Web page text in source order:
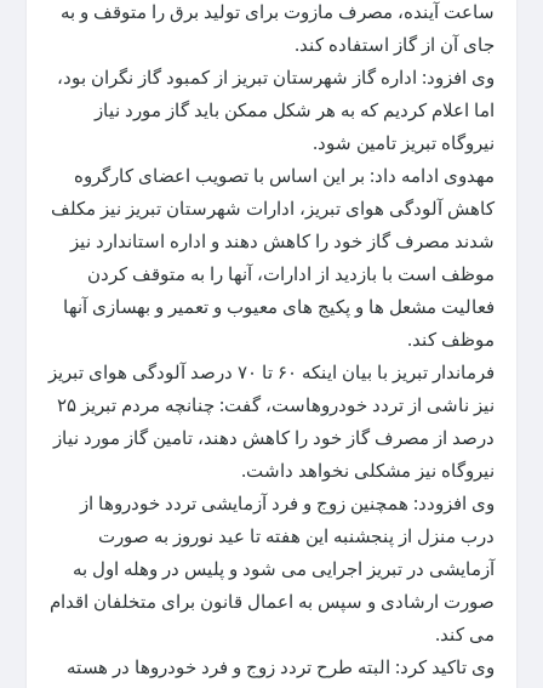
ساعت آینده، مصرف مازوت برای تولید برق را متوقف و به
جای آن از گاز استفاده کند.
وی افزود: اداره گاز شهرستان تبریز از کمبود گاز نگران بود،
اما اعلام کردیم که به هر شکل ممکن باید گاز مورد نیاز
نیروگاه تبریز تامین شود.
مهدوی ادامه داد: بر این اساس با تصویب اعضای کارگروه
کاهش آلودگی هوای تبریز، ادارات شهرستان تبریز نیز مکلف
شدند مصرف گاز خود را کاهش دهند و اداره استاندارد نیز
موظف است با بازدید از ادارات، آنها را به متوقف کردن
فعالیت مشعل ها و پکیج های معیوب و تعمیر و بهسازی آنها
موظف کند.
فرماندار تبریز با بیان اینکه ۶۰ تا ۷۰ درصد آلودگی هوای تبریز
نیز ناشی از تردد خودروهاست، گفت: چنانچه مردم تبریز ۲۵
درصد از مصرف گاز خود را کاهش دهند، تامین گاز مورد نیاز
نیروگاه نیز مشکلی نخواهد داشت.
وی افزودد: همچنین زوج و فرد آزمایشی تردد خودروها از
درب منزل از پنجشنبه این هفته تا عید نوروز به صورت
آزمایشی در تبریز اجرایی می شود و پلیس در وهله اول به
صورت ارشادی و سپس به اعمال قانون برای متخلفان اقدام
می کند.
وی تاکید کرد: البته طرح تردد زوج و فرد خودروها در هسته